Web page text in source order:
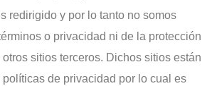
redirigido y por lo tanto no somos
o privacidad ni de la protección
sitios terceros. Dichos sitios están
de privacidad por lo cual es